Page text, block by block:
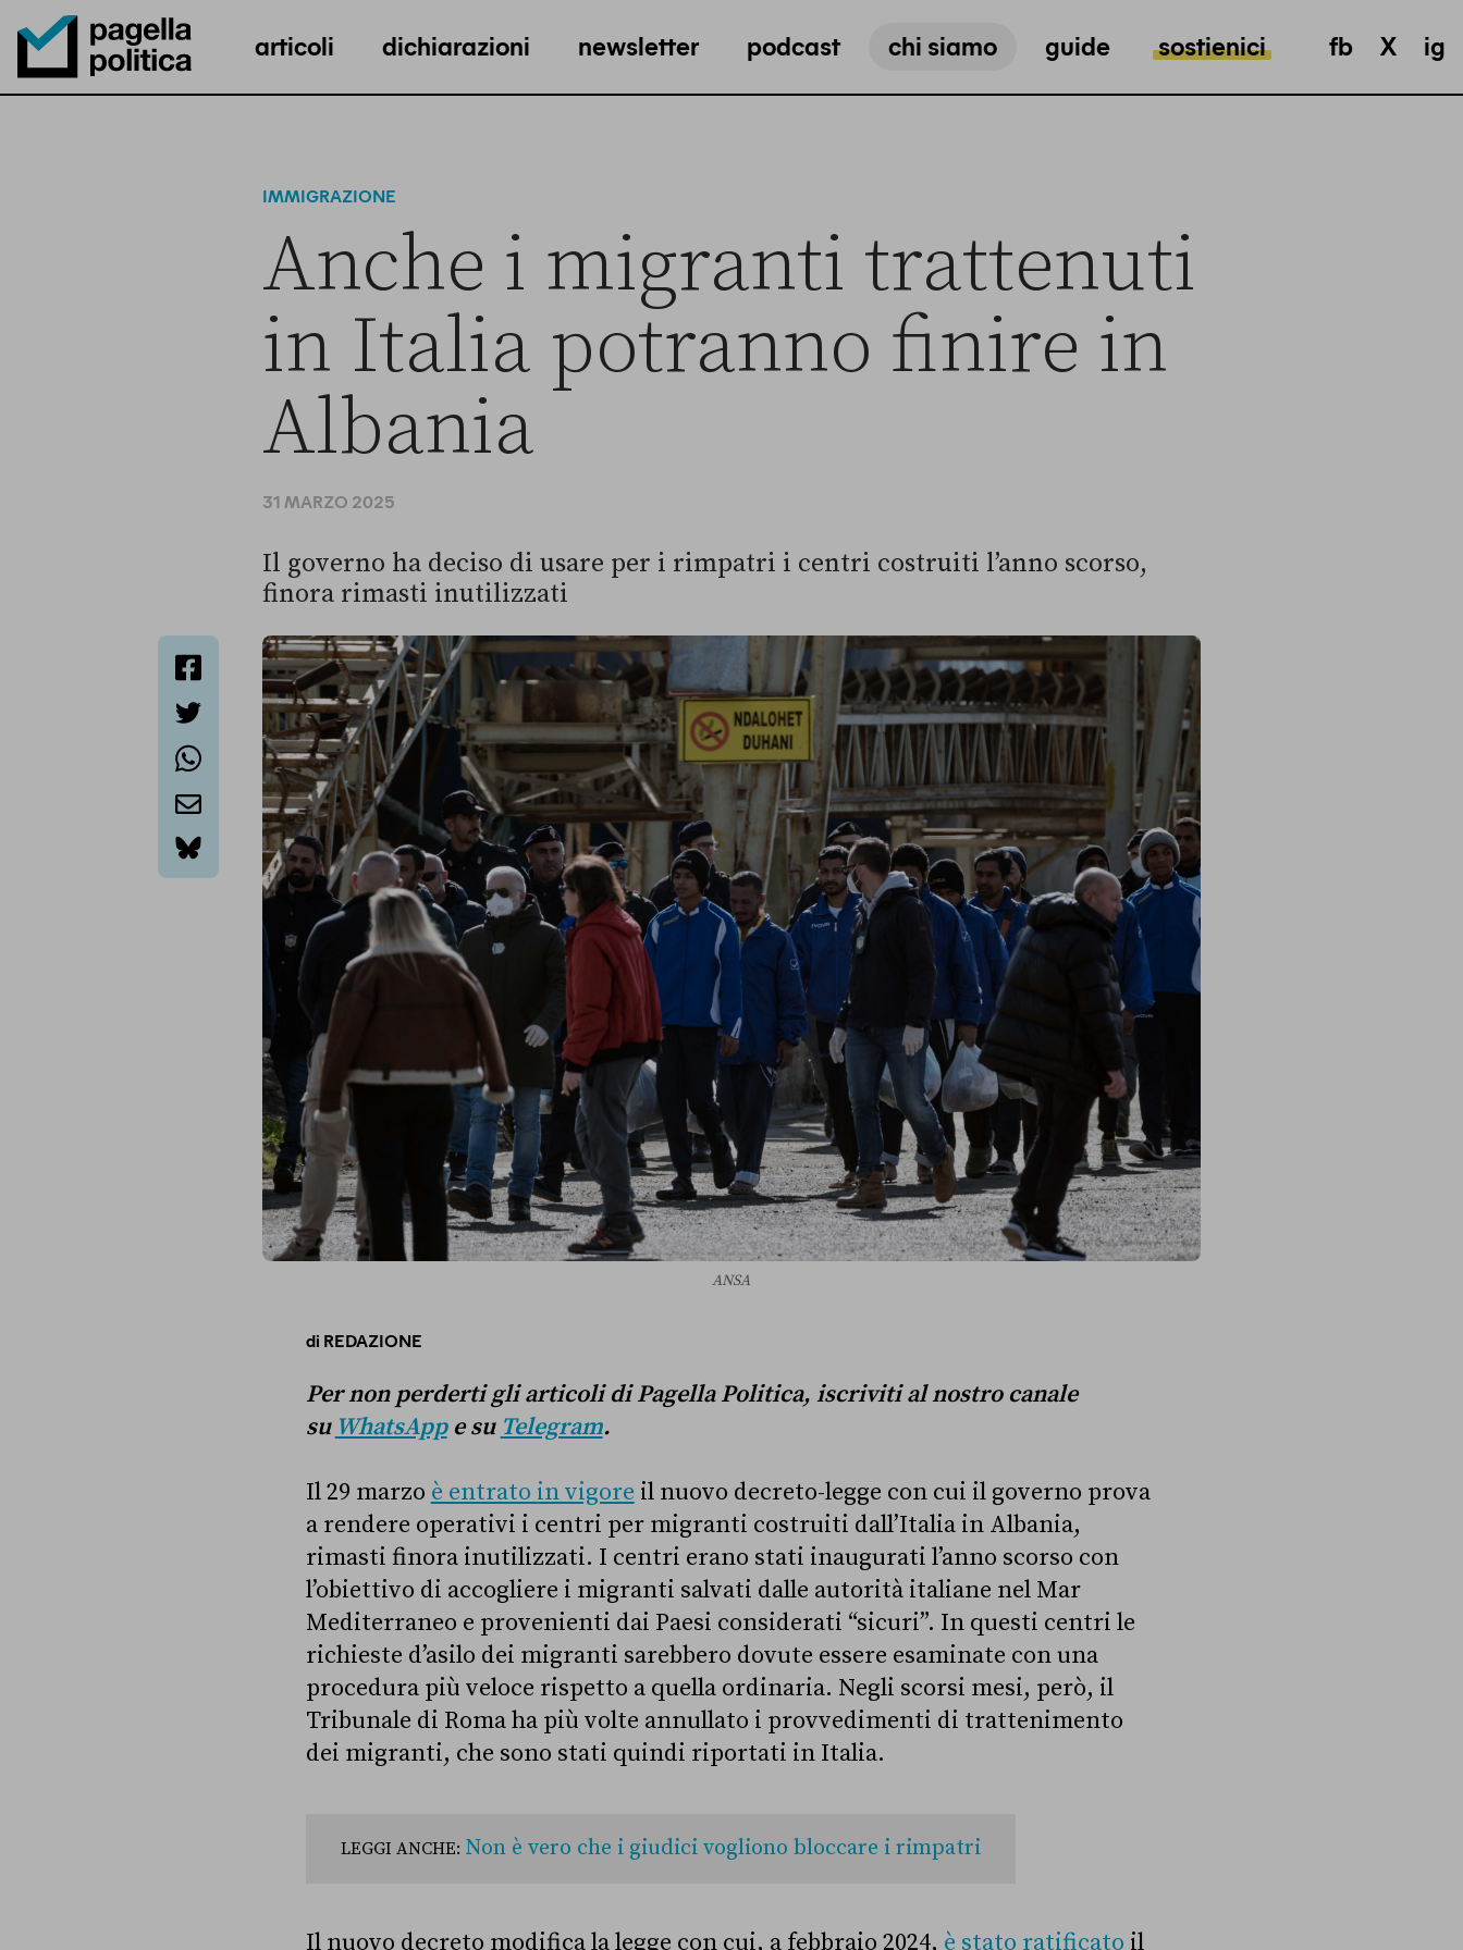
Pagella Politica Logo
articoli dichiarazioni newsletter podcast chi siamo guide sostienici fb X ig
IMMIGRAZIONE
Anche i migranti trattenuti
in Italia potranno finire in
Albania
31 MARZO 2025
bluesky
Il governo ha deciso di usare per i rimpatri i centri costruiti l’anno scorso,
finora rimasti inutilizzati
ANSA
di REDAZIONE
Per non perderti gli articoli di Pagella Politica, iscriviti al nostro canale
su WhatsAppe su Telegram.
Il 29 marzo è entrato in vigore il nuovo decreto-legge con cui il governo prova
a rendere operativi i centri per migranti costruiti dall’Italia in Albania,
rimasti finora inutilizzati. I centri erano stati inaugurati l’anno scorso con
l’obiettivo di accogliere i migranti salvati dalle autorità italiane nel Mar
Mediterraneo e provenienti dai Paesi considerati “sicuri”. In questi centri le
richieste d’asilo dei migranti sarebbero dovute essere esaminate con una
procedura più veloce rispetto a quella ordinaria. Negli scorsi mesi, però, il
Tribunale di Roma ha più volte annullato i provvedimenti di trattenimento
dei migranti, che sono stati quindi riportati in Italia.
LEGGI ANCHE: Non è vero che i giudici vogliono bloccare i rimpatri
Il nuovo decreto modifica la legge con cui, a febbraio 2024, è stato ratificato il